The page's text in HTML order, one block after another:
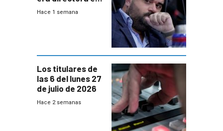
UTE “no era muy
Hace 1 semana
Los titulares de
las 6 del lunes 27
de julio de 2026
Hace 2 semanas